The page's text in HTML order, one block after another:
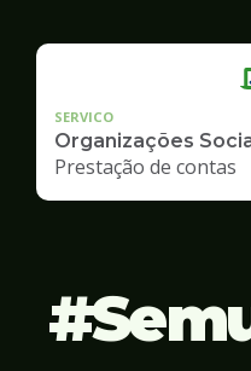
SERVICO
Organizações
Prestação de contas